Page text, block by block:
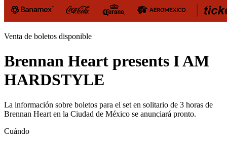
Venta de boletos disponible
Brennan Heart presents I AM
HARDSTYLE
La información sobre boletos para el set en solitario de 3 horas de
Brennan Heart en la Ciudad de México se anunciará pronto.
Cuándo